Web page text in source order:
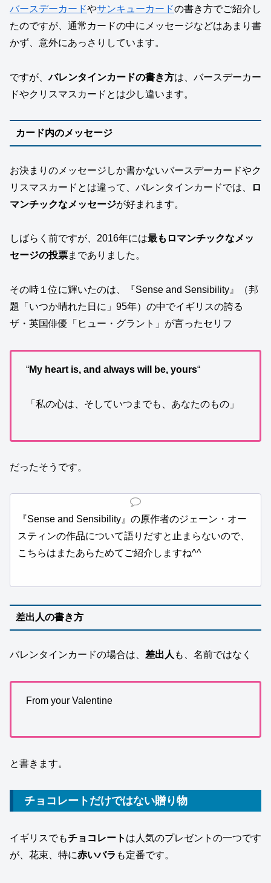
バースデーカードやサンキューカードの書き方でご紹介し
たのですが、通常カードの中にメッセージなどはあまり書
かず、意外にあっさりしています。
ですが、バレンタインカードの書き方は、バースデーカー
ドやクリスマスカードとは少し違います。
カード内のメッセージ
お決まりのメッセージしか書かないバースデーカードやク
リスマスカードとは違って、バレンタインカードでは、
ロ
マンチックなメッセージが好まれます。
しばらく前ですが、2016年には最もロマンチックなメッ
セージの投票までありました。
その時１位に輝いたのは、『Sense and Sensibility』（邦
題「いつか晴れた日に」95年）の中でイギリスの誇る
ザ・英国俳優「ヒュー・グラント」が言ったセリフ
“My heart is, and always will be, yours“
「私の心は、そしていつまでも、あなたのもの」
だったそうです。
『Sense and Sensibility』の原作者のジェーン・オー
スティンの作品について語りだすと止まらないので、
こちらはまたあらためてご紹介しますね^^
差出人の書き方
バレンタインカードの場合は、 差出人 も、名前ではなく
From your Valentine
と書きます。
チョコレートだけではない贈り物
イギリスでもチョコレート は人気のプレゼントの一つです
が、花束、特に赤いバラ も定番です。